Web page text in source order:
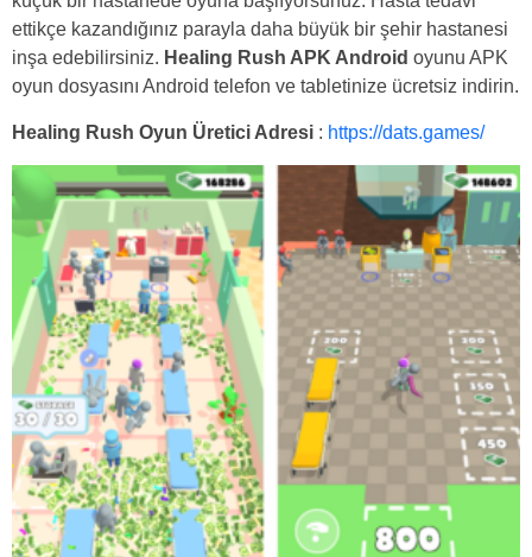
ettikçe kazandığınız parayla daha büyük bir şehir hastanesi
inşa edebilirsiniz. Healing Rush APK Android oyunu APK
oyun dosyasını Android telefon ve tabletinize ücretsiz indirin.
Healing Rush Oyun Üretici Adresi : https://dats.games/